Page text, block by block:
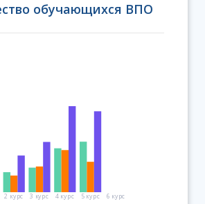
обучающихся ВПО
2 курс 3 курс 4 курс 5 курс 6 курс